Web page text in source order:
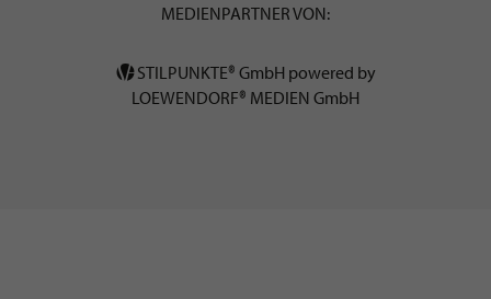
MEDIENPARTNER VON:
STILPUNKTE® GmbH powered by
LOEWENDORF® MEDIEN GmbH